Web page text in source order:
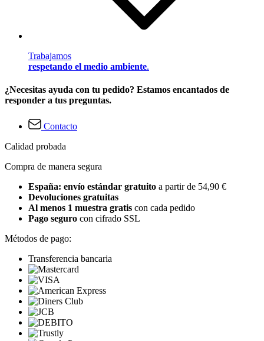
Trabajamos
respetando el medio ambiente.
¿Necesitas ayuda con tu pedido? Estamos encantados de
responder a tus preguntas.
Contacto
Calidad probada
Compra de manera segura
España: envío estándar gratuito a partir de 54,90 €
Devoluciones gratuitas
Al menos 1 muestra gratis con cada pedido
Pago seguro con cifrado SSL
Métodos de pago:
Transferencia bancaria